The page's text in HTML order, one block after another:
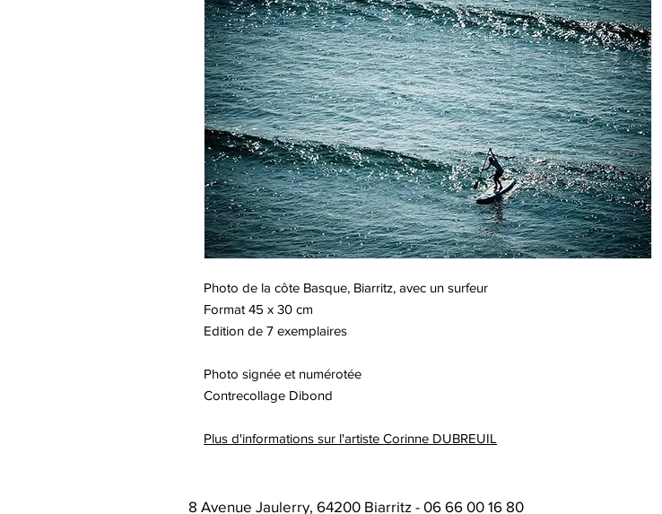
Photo de la côte Basque, Biarritz, avec un surfeur
Format 45 x 30 cm
Edition de 7 exemplaires
Photo signée et numérotée
Contrecollage Dibond
Plus d'informations sur l'artiste Corinne DUBREUIL
8 Avenue Jaulerry, 64200 Biarritz - 06 66 00 16 80